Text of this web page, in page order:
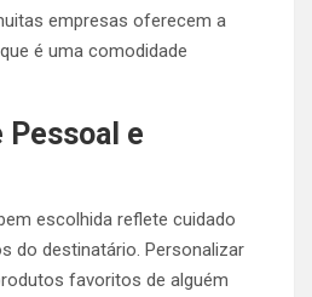
empresas oferecem a
é uma comodidade
Pessoal e
escolhida reflete cuidado
do destinatário. Personalizar
favoritos de alguém